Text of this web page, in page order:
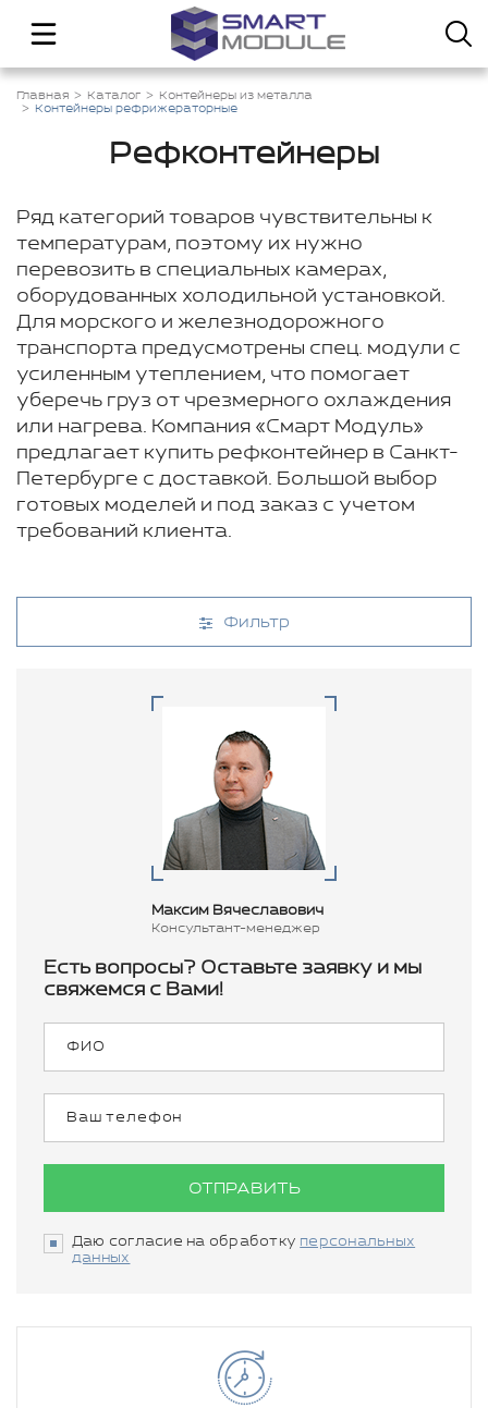
Главная Каталог
Контейнеры из металла
Контейнеры рефрижераторные
Рефконтейнеры
Ряд категорий товаров чувствительны к
температурам, поэтому их нужно
перевозить в специальных камерах,
оборудованных холодильной установкой.
Для морского и железнодорожного
транспорта предусмотрены спец. модули с
усиленным утеплением, что помогает
уберечь груз от чрезмерного охлаждения
или нагрева. Компания «Смарт Модуль»
предлагает купить рефконтейнер в Санкт-
Петербурге с доставкой. Большой выбор
готовых моделей и под заказ с учетом
требований клиента.
Фильтр
Максим Вячеславович
Консультант-менеджер
Есть вопросы? Оставьте заявку и мы
свяжемся с Вами!
ОТПРАВИТЬ
Даю согласие на обработку персональных
данных